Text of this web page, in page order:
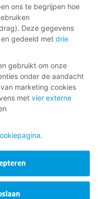
ons te begrijpen hoe
Deze gegevens
gedeeld met drie
gebruikt om onze
onder de aandacht
marketing cookies
met vier externe
.